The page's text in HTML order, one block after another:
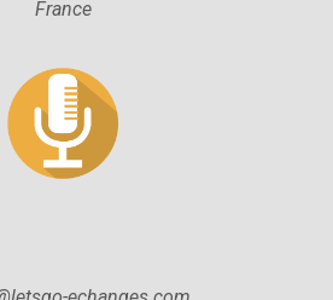
France